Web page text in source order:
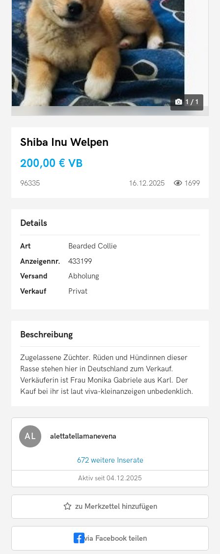
1 / 1
Shiba Inu Welpen
200,00 € VB
96335 16.12.2025 1699
Details
Art
Bearded Collie
Anzeigennr.
433199
Versand
Abholung
Verkauf
Privat
Beschreibung
Zugelassene Züchter. Rüden und Hündinnen dieser
Rasse stehen hier in Deutschland zum Verkauf.
Verkäuferin ist Frau Monika Gabriele aus Karl. Der
Kauf bei ihr ist laut viva-kleinanzeigen unbedenklich.
AL alettatellamanevena
672 weitere Inserate
Aktiv seit 04.12.2025
zu Merkzettel hinzufügen
via Facebook teilen